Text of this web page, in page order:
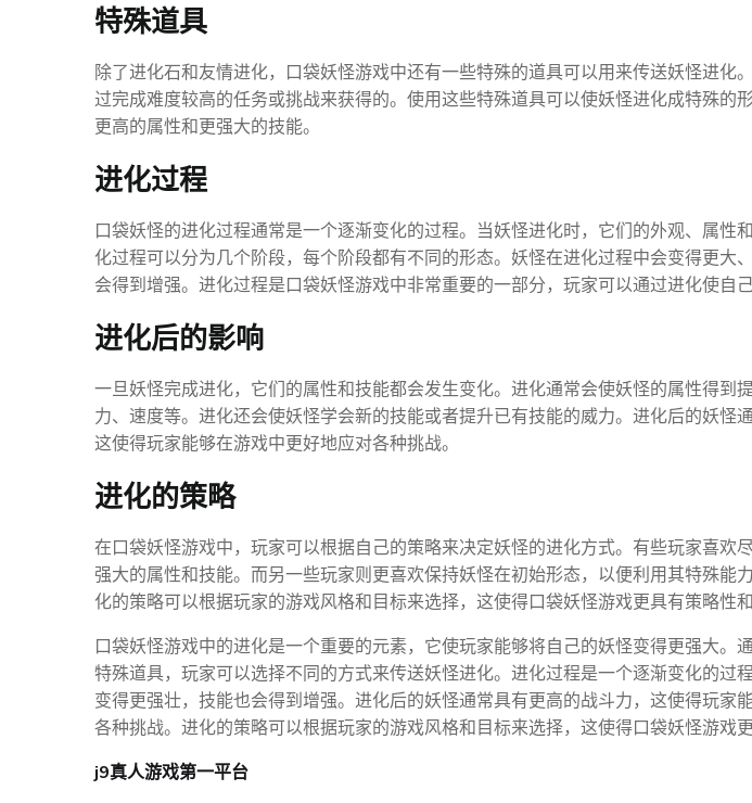
特殊道具
除了进化石和友情进化，口袋妖怪游戏中还有一些特殊的道具可以用来传送妖怪进化
过完成难度较高的任务或挑战来获得的。使用这些特殊道具可以使妖怪进化成特殊的
更高的属性和更强大的技能。
进化过程
口袋妖怪的进化过程通常是一个逐渐变化的过程。当妖怪进化时，它们的外观、属性
化过程可以分为几个阶段，每个阶段都有不同的形态。妖怪在进化过程中会变得更大
会得到增强。进化过程是口袋妖怪游戏中非常重要的一部分，玩家可以通过进化使自
进化后的影响
一旦妖怪完成进化，它们的属性和技能都会发生变化。进化通常会使妖怪的属性得到
力、速度等。进化还会使妖怪学会新的技能或者提升已有技能的威力。进化后的妖怪
这使得玩家能够在游戏中更好地应对各种挑战。
进化的策略
在口袋妖怪游戏中，玩家可以根据自己的策略来决定妖怪的进化方式。有些玩家喜欢
强大的属性和技能。而另一些玩家则更喜欢保持妖怪在初始形态，以便利用其特殊能
化的策略可以根据玩家的游戏风格和目标来选择，这使得口袋妖怪游戏更具有策略性和
口袋妖怪游戏中的进化是一个重要的元素，它使玩家能够将自己的妖怪变得更强大。
特殊道具，玩家可以选择不同的方式来传送妖怪进化。进化过程是一个逐渐变化的过
变得更强壮，技能也会得到增强。进化后的妖怪通常具有更高的战斗力，这使得玩家
各种挑战。进化的策略可以根据玩家的游戏风格和目标来选择，这使得口袋妖怪游戏
j9真人游戏第一平台